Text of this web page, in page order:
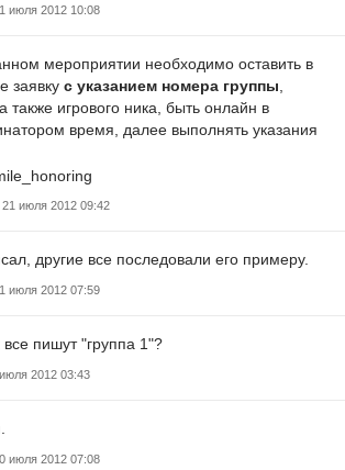
июля 2012 10:08
мероприятии необходимо оставить в
заявку с указанием номера группы,
игрового ника, быть онлайн в
время, далее выполнять указания
21 июля 2012 09:42
другие все последовали его примеру.
июля 2012 07:59
пишут "группа 1"?
2012 03:43
июля 2012 07:08